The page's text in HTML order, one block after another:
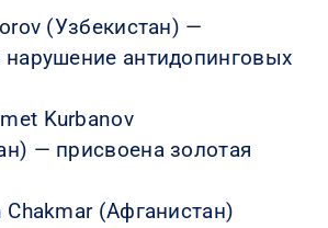
(Узбекистан) —
нарушение антидопинговых
Kurbanov
— присвоена золотая
(Афганистан)